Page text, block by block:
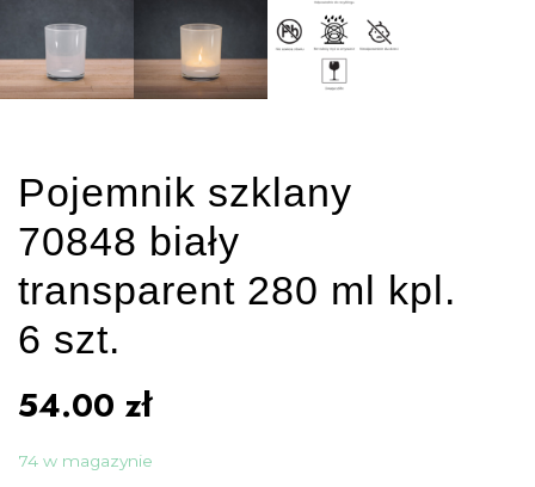
Pojemnik szklany
70848 biały
transparent 280 ml kpl.
6 szt.
54.00 zł
74 w magazynie